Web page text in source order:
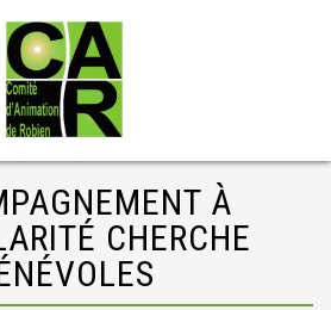
À
CHERCHE